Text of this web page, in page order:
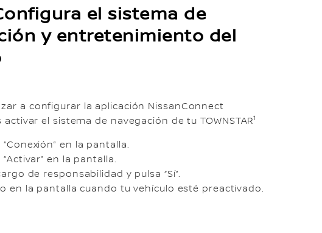
el sistema de
y entretenimiento del
a configurar la aplicación NissanConnect
activar el sistema de navegación de tu TOWNSTAR1
en la pantalla.
en la pantalla.
de responsabilidad y pulsa “Sí”.
en la pantalla cuando tu vehículo esté preactivado.